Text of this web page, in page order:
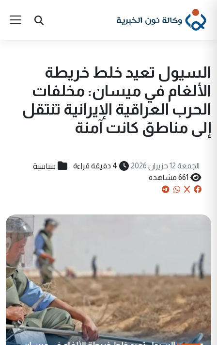
السيول تعيد خلط خريطة
الألغام في ميسان: مخلفات
الحرب العراقية الإيرانية تنتقل
إلى مناطق كانت آمنة
الجمعة 12 حزيران 2026 4 دقيقة قراءة سياسية
661 مشاهدة